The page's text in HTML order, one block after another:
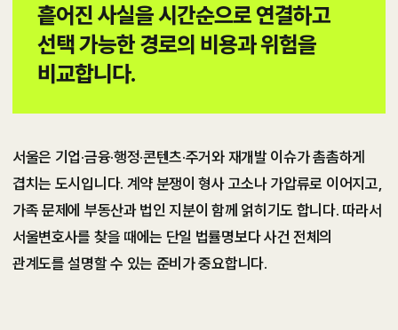
흩어진 사실을 시간순으로 연결하고
선택 가능한 경로의 비용과 위험을
비교합니다.
서울은 기업·금융·행정·콘텐츠·주거와 재개발 이슈가 촘촘하게
겹치는 도시입니다. 계약 분쟁이 형사 고소나 가압류로 이어지고,
가족 문제에 부동산과 법인 지분이 함께 얽히기도 합니다. 따라서
서울변호사를 찾을 때에는 단일 법률명보다 사건 전체의
관계도를 설명할 수 있는 준비가 중요합니다.